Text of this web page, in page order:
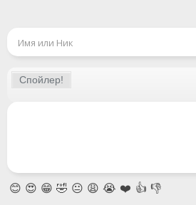
😊 😍 😁 🤣 😐 😩 😭 ❤️ 👍 👎